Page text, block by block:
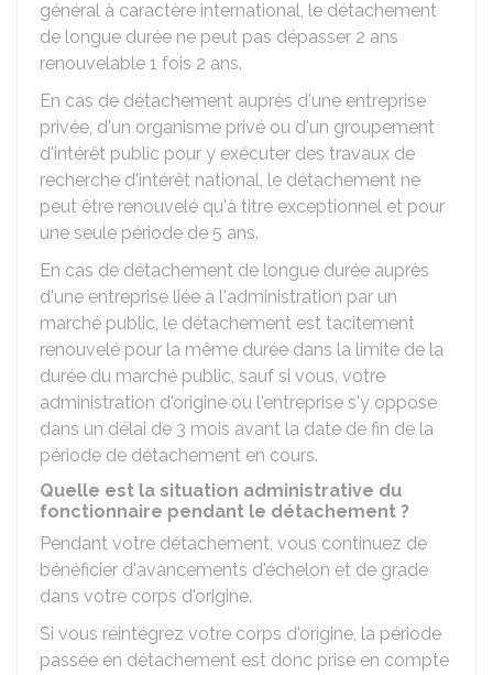
général à caractère international, le détachement
de longue durée ne peut pas dépasser 2 ans
renouvelable 1 fois 2 ans.
En cas de détachement auprès d'une entreprise
privée, d'un organisme privé ou d'un groupement
d'intérêt public pour y exécuter des travaux de
recherche d'intérêt national, le détachement ne
peut être renouvelé qu'à titre exceptionnel et pour
une seule période de 5 ans.
En cas de détachement de longue durée auprès
d'une entreprise liée à l'administration par un
marché public, le détachement est tacitement
renouvelé pour la même durée dans la limite de la
durée du marché public, sauf si vous, votre
administration d'origine ou l'entreprise s'y oppose
dans un délai de 3 mois avant la date de fin de la
période de détachement en cours.
Quelle est la situation administrative du
fonctionnaire pendant le détachement ?
Pendant votre détachement, vous continuez de
bénéficier d'avancements d'échelon et de grade
dans votre corps d'origine.
Si vous réintégrez votre corps d'origine, la période
passée en détachement est donc prise en compte